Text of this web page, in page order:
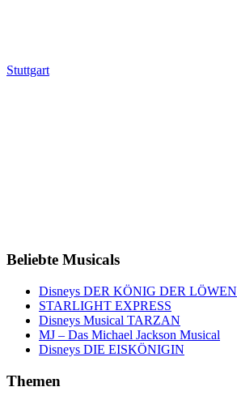
Stuttgart
Beliebte Musicals
Disneys DER KÖNIG DER LÖWEN
STARLIGHT EXPRESS
Disneys Musical TARZAN
MJ – Das Michael Jackson Musical
Disneys DIE EISKÖNIGIN
Themen